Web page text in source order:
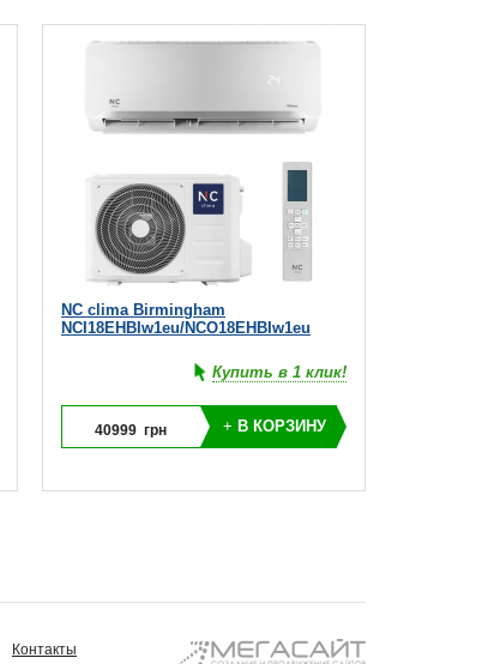
NC clima Birmingham
NCI18EHBIw1eu/NCO18EHBIw1eu
Купить в 1 клик!
40999 грн + В КОРЗИНУ
Контакты